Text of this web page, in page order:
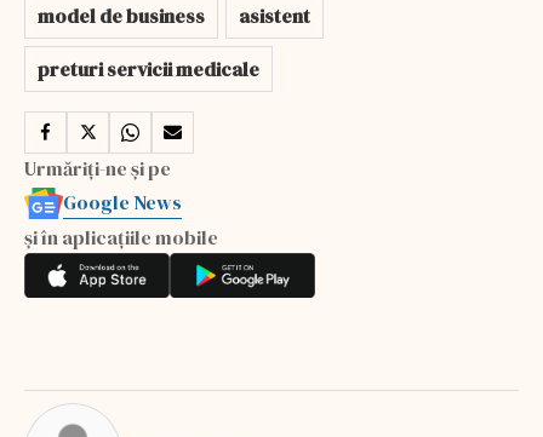
model de business
asistent
preturi servicii medicale
Urmăriți-ne și pe
Google News
și în aplicațiile mobile